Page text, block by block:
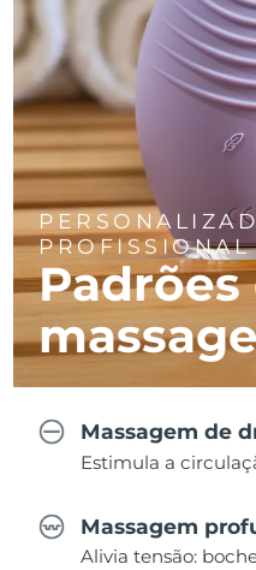
PROFISSIONAL
Padrões
Massagem de
Estimula a
Massagem
Alivia tensão: